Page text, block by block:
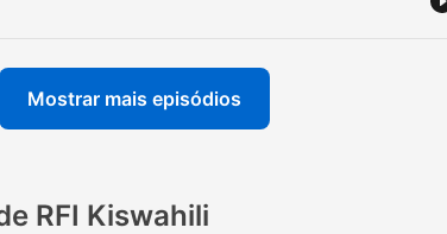
Mostrar mais episódios
RFI Kiswahili